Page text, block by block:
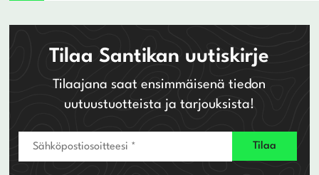
Tilaa Santikan uutiskirje
Tilaajana saat ensimmäisenä tiedon
uutuustuotteista ja tarjouksista!